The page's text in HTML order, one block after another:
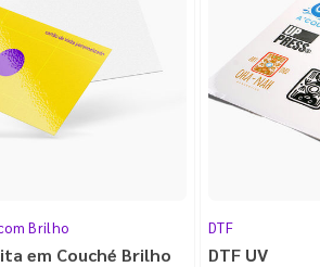
Brilho
em Couché Brilho
DTF
DTF UV